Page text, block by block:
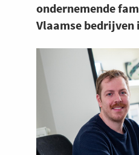
ondernemende
Vlaamse bedrijven